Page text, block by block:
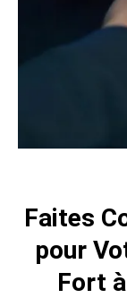
Faites
pour
Fort